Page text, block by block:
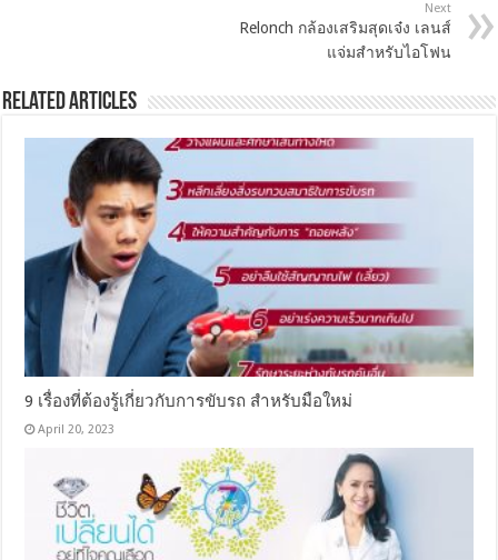
Next
Relonch กล้องเสริมสุดเจ๋ง เลนส์
แจ่มสำหรับไอโฟน
Related Articles
9 เรื่องที่ต้องรู้เกี่ยวกับการขับรถ สำหรับมือใหม่
April 20, 2023